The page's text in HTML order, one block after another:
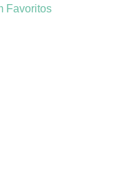
Favoritos